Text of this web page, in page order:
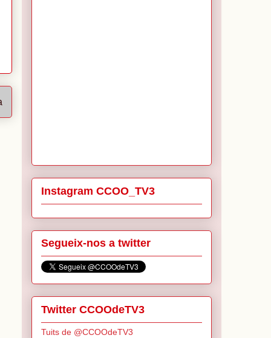
Instagram CCOO_TV3
Segueix-nos a twitter
Twitter CCOOdeTV3
Tuits de @CCOOdeTV3